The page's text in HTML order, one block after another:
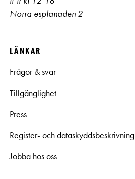
Norra esplanaden 2
LÄNKAR
Frågor & svar
Tillgänglighet
Press
Register- och dataskyddsbeskrivning
Jobba hos oss